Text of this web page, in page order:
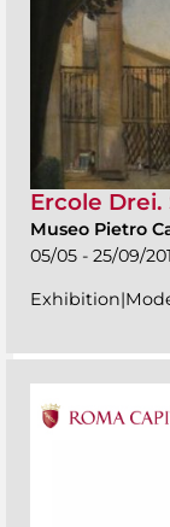
Ercole
Museo Pietro
05/05 - 25/09/